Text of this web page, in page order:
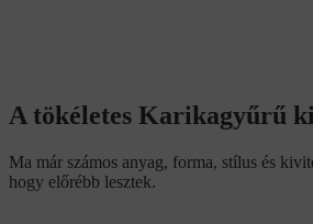
A tökéletes Karikagyűrű
Ma már számos anyag, forma, stílus és
hogy előrébb lesztek.